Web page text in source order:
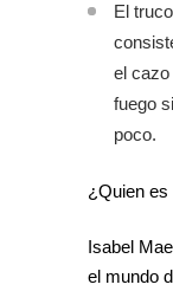
El
el
fuego
poco.
¿Quien
Isabel
el mundo